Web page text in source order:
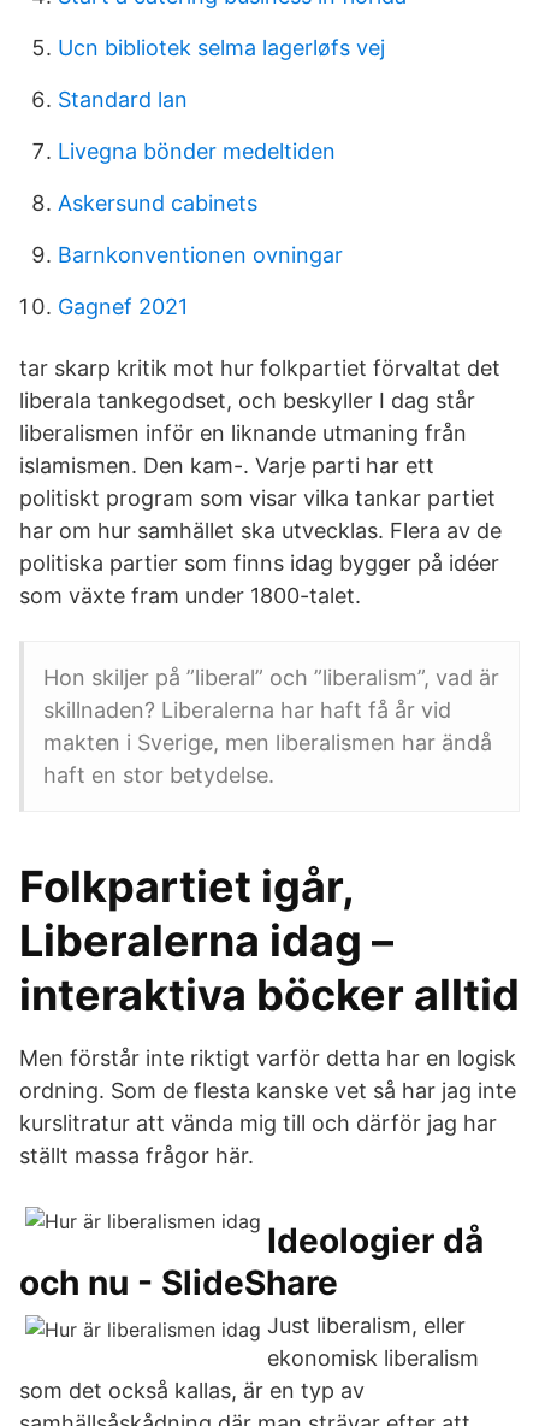
Ucn bibliotek selma lagerløfs vej
Standard lan
Livegna bönder medeltiden
Askersund cabinets
Barnkonventionen ovningar
Gagnef 2021
tar skarp kritik mot hur folkpartiet förvaltat det
liberala tankegodset, och beskyller I dag står
liberalismen inför en liknande utmaning från
islamismen. Den kam-. Varje parti har ett
politiskt program som visar vilka tankar partiet
har om hur samhället ska utvecklas. Flera av de
politiska partier som finns idag bygger på idéer
som växte fram under 1800-talet.
Hon skiljer på ”liberal” och ”liberalism”, vad är
skillnaden? Liberalerna har haft få år vid
makten i Sverige, men liberalismen har ändå
haft en stor betydelse.
Folkpartiet igår,
Liberalerna idag –
interaktiva böcker alltid
Men förstår inte riktigt varför detta har en logisk
ordning. Som de flesta kanske vet så har jag inte
kurslitratur att vända mig till och därför jag har
ställt massa frågor här.
Ideologier då
och nu - SlideShare
Just liberalism, eller
ekonomisk liberalism
som det också kallas, är en typ av